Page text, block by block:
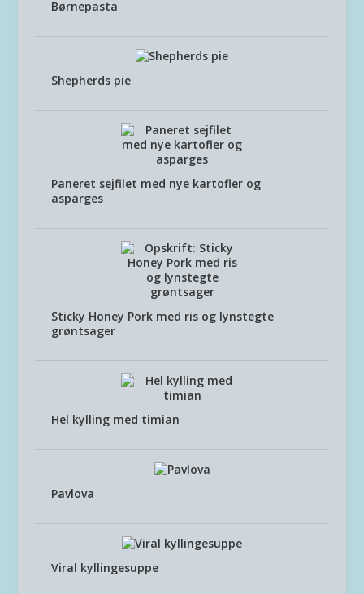
Børnepasta
Shepherds pie
Paneret sejfilet med nye kartofler og
asparges
Sticky Honey Pork med ris og lynstegte
grøntsager
Hel kylling med timian
Pavlova
Viral kyllingesuppe